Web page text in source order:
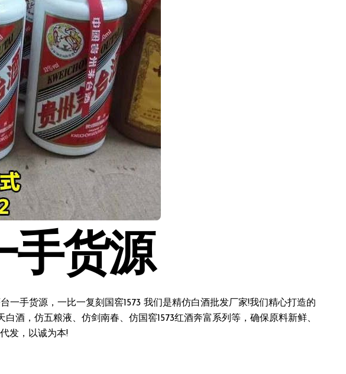
手货源
手货源，一比一复刻国窖1573 我们是精仿白酒批发厂家!我们精心打造的
酒，仿五粮液、仿剑南春、仿国窖1573红酒奔富系列等，确保原料新鲜、
发，以诚为本!